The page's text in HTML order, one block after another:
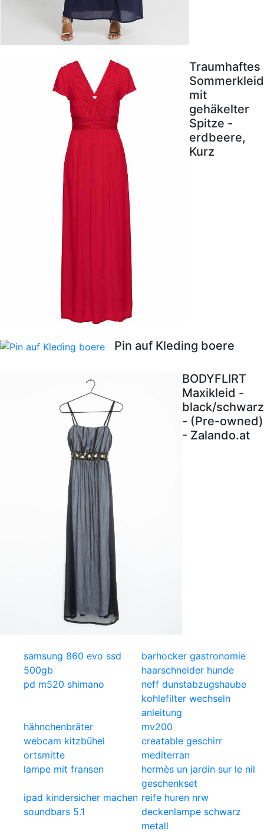
Traumhaftes
Sommerkleid
mit
gehäkelter
Spitze -
erdbeere,
Kurz
Pin auf Kleding boere
BODYFLIRT
Maxikleid -
black/schwarz
- (Pre-owned)
- Zalando.at
samsung 860 evo ssd
500gb
barhocker gastronomie
haarschneider hunde
pd m520 shimano
neff dunstabzugshaube
kohlefilter wechseln
anleitung
hähnchenbräter
mv200
webcam kitzbühel
ortsmitte
creatable geschirr
mediterran
lampe mit fransen
hermès un jardin sur le nil
geschenkset
ipad kindersicher machen reife huren nrw
soundbars 5.1
deckenlampe schwarz
metall